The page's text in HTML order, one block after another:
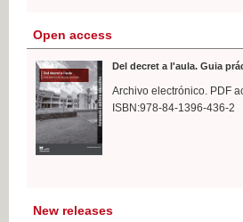
Open access
Del decret a l'aula. Guia
Archivo electrónico. PDF
ISBN:978-84-1396-436-2
New releases